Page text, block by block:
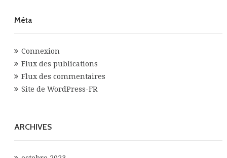
Méta
Connexion
Flux des publications
Flux des commentaires
Site de WordPress-FR
ARCHIVES